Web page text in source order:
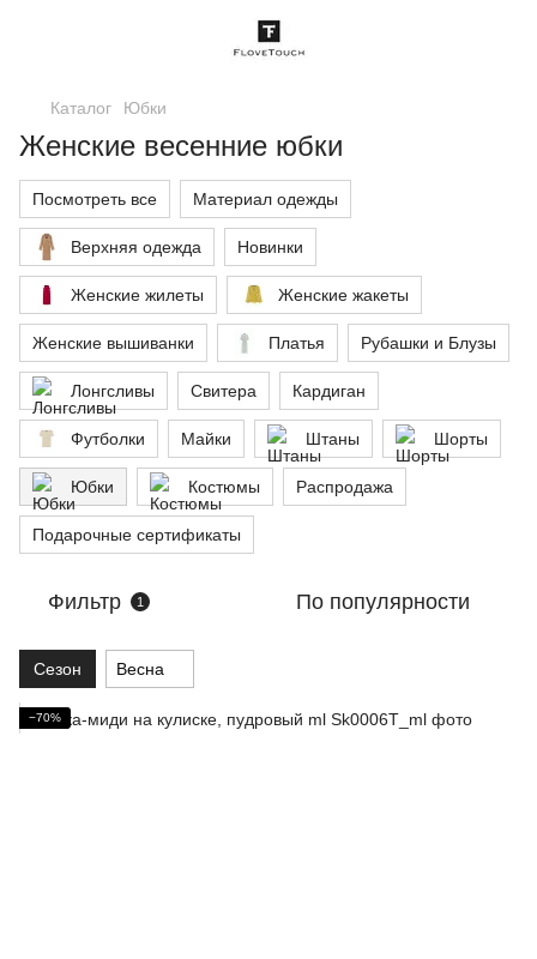
Каталог Юбки
Женские весенние юбки
Посмотреть все Материал одежды
Верхняя одежда Новинки
Женские жилеты Женские жакеты
Женские вышиванки Платья Рубашки и Блузы
Лонгсливы Свитера Кардиган
Футболки Майки Штаны Шорты
Юбки Костюмы Распродажа
Подарочные сертификаты
Фильтр 1 По популярности
Сезон Весна
−70%